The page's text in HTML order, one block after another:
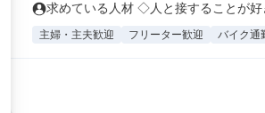
求めている人材 ◇人と接することが
主婦・主夫歓迎 フリーター歓迎 バイク通